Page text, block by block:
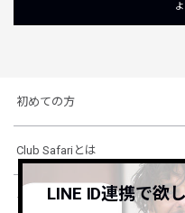
初めての方
Club Safariとは
ショッピングガイド
LINE ID連携で欲